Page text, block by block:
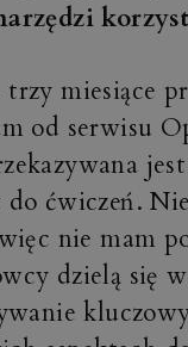
miesiące
od serwisu
ćwiczeń.
nie mam
dzielą się